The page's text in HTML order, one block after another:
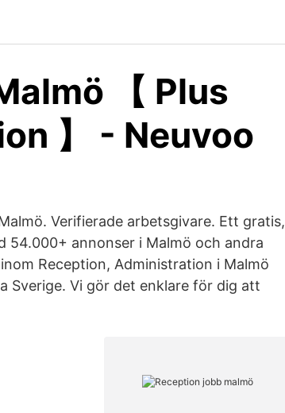
【 Plus
】 - Neuvoo
Verifierade arbetsgivare. Ett gratis,
annonser i Malmö och andra
Reception, Administration i Malmö
Sverige. Vi gör det enklare för dig att